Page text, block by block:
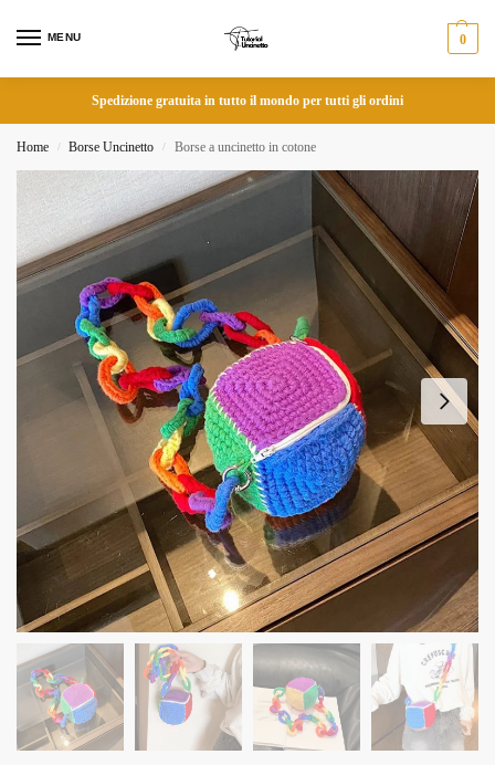
MENU 0
Spedizione gratuita in tutto il mondo per tutti gli ordini
Home / Borse Uncinetto / Borse a uncinetto in cotone